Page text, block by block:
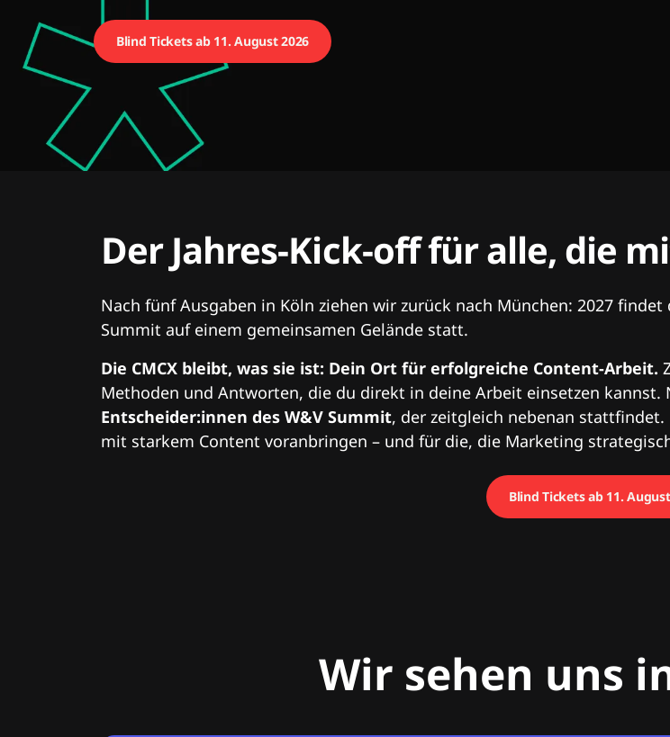
Blind Tickets ab 11. August 2026
Der Jahres-Kick-off für alle, die
Nach fünf Ausgaben in Köln ziehen wir zurück nach München: 2027
Summit auf einem gemeinsamen Gelände statt.
Die CMCX bleibt, was sie ist: Dein Ort für erfolgreiche Content-Arbeit.
Methoden und Antworten, die du direkt in deine Arbeit einsetzen kannst.
Entscheider:innen des W&V Summit, der zeitgleich nebenan
mit starkem Content voranbringen – und für die, die Marketing
Blind Tickets ab 11.
Wir sehen uns